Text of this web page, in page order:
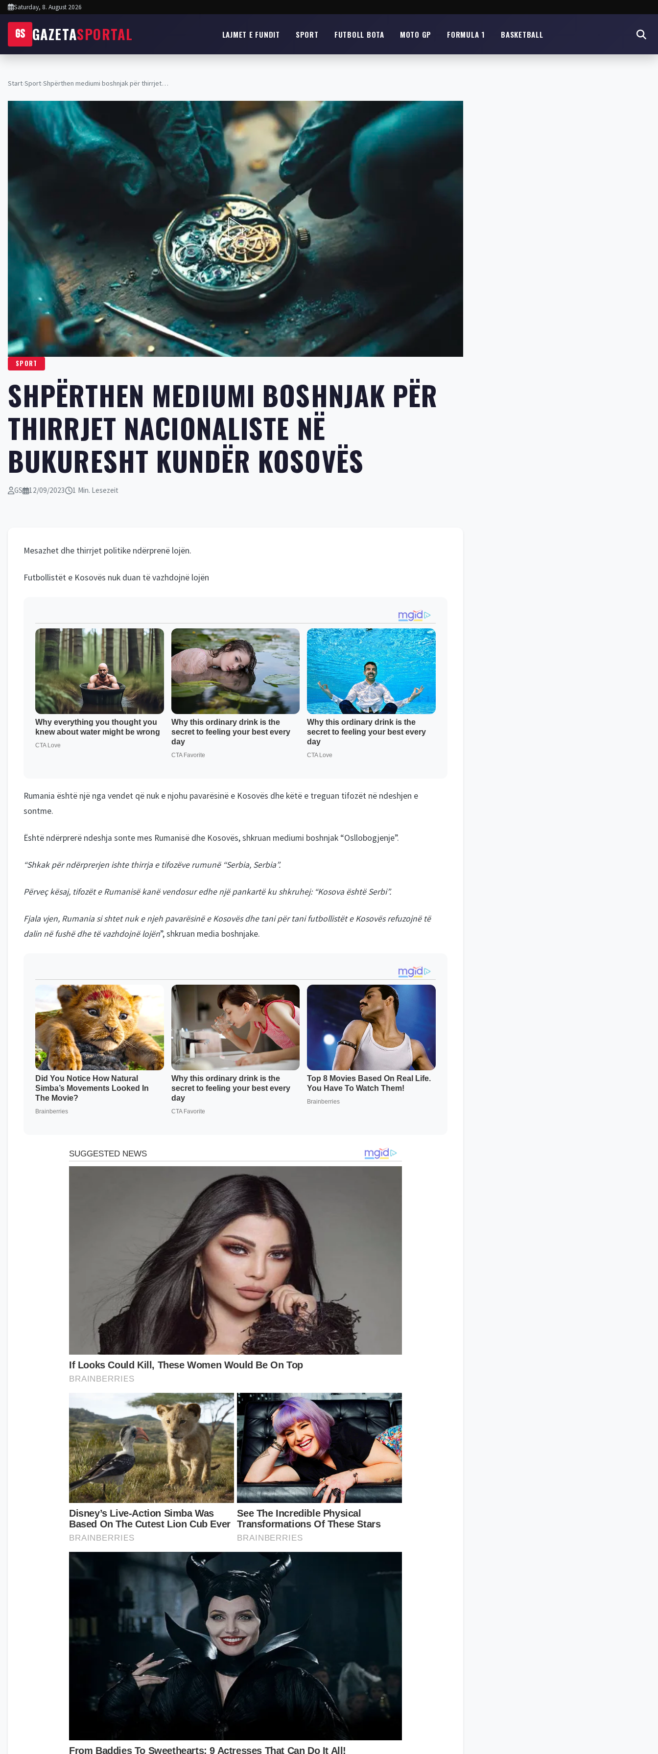
Saturday, 8. August 2026
GS GAZETASPORTAL LAJMET E FUNDIT SPORT FUTBOLL BOTA MOTO GP FORMULA 1 BASKETBALL
Start›Sport›Shpërthen mediumi boshnjak për thirrjet…
SPORT
SHPËRTHEN MEDIUMI BOSHNJAK PËR
THIRRJET NACIONALISTE NË
BUKURESHT KUNDËR KOSOVËS
GS 12/09/2023 1 Min. Lesezeit
Mesazhet dhe thirrjet politike ndërprenë lojën.
Futbollistët e Kosovës nuk duan të vazhdojnë lojën
Rumania është një nga vendet që nuk e njohu pavarësinë e Kosovës dhe këtë e treguan tifozët në ndeshjen e
sontme.
Është ndërprerë ndeshja sonte mes Rumanisë dhe Kosovës, shkruan mediumi boshnjak “Osllobogjenje”.
“Shkak për ndërprerjen ishte thirrja e tifozëve rumunë “Serbia, Serbia”.
Përveç kësaj, tifozët e Rumanisë kanë vendosur edhe një pankartë ku shkruhej: “Kosova është Serbi”.
Fjala vjen, Rumania si shtet nuk e njeh pavarësinë e Kosovës dhe tani për tani futbollistët e Kosovës refuzojnë të
dalin në fushë dhe të vazhdojnë lojën”, shkruan media boshnjake.